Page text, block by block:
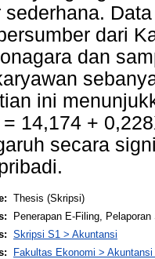
sederhana.
dari
dan
ini
14,174 +
secara
Thesis (Skripsi)
Penerapan E-Filing,
Skripsi S1 > Akuntansi
Fakultas Ekonomi > Akuntansi